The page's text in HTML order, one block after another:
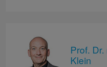
Prof.
Klein